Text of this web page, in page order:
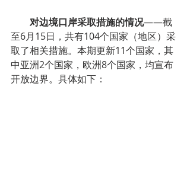
        对边境口岸采取措施的情况
——截
至6月15日，共有104个国家（地区）采
取了相关措施。本期更新11个国家，其
中亚洲2个国家，欧洲8个国家，均宣布
开放边界。具体如下：